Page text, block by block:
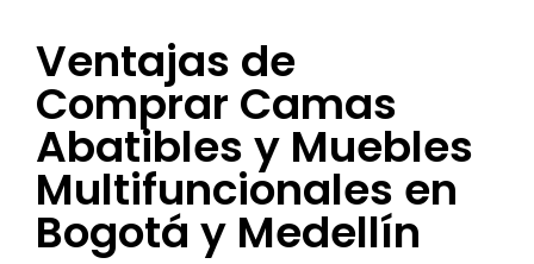
Ventajas de
Comprar Camas
Abatibles y Muebles
Multifuncionales en
Bogotá y Medellín